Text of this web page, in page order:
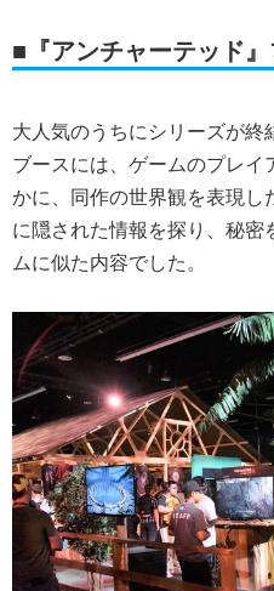
■『アンチャーテッド
大人気のうちにシリーズが終
ブースには、ゲームのプレ
かに、同作の世界観を表現
に隠された情報を探り、秘
ムに似た内容でした。